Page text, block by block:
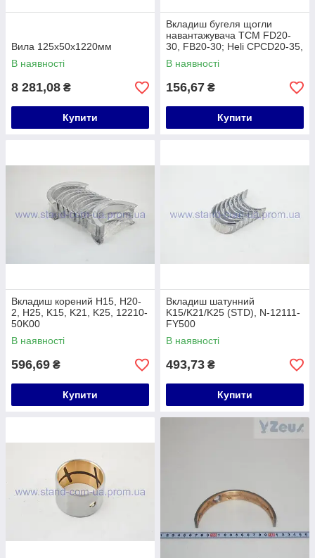
Вила 125х50х1220мм
В наявності
8 281,08 ₴
Купити
Вкладиш бугеля щогли
навантажувача TCM FD20-
30, FB20-30; Heli CPCD20-35,
CPD20-30 D20B8-020013
В наявності
156,67 ₴
Купити
Вкладиш корений H15, H20-
2, H25, K15, K21, K25, 12210-
50K00
В наявності
596,69 ₴
Купити
Вкладиш шатунний
K15/K21/K25 (STD), N-12111-
FY500
В наявності
493,73 ₴
Купити